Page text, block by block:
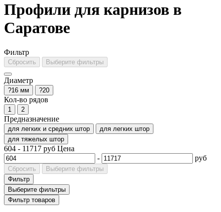
Профили для карнизов в
Саратове
Фильтр
Сбросить Выберите фильтры
Диаметр
?16 мм ?20
Кол-во рядов
1 2
Предназначение
для легких и средних штор
для легких штор
для тяжелых штор
604 - 11717 руб Цена
-
руб
Сбросить
Выберите фильтры
Фильтр
Выберите фильтры
Фильтр товаров